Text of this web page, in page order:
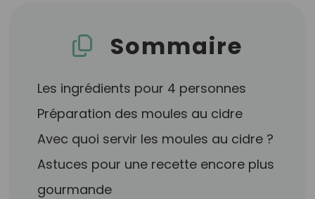
Sommaire
Les ingrédients pour 4 personnes
Préparation des moules au cidre
Avec quoi servir les moules au cidre ?
Astuces pour une recette encore plus
gourmande